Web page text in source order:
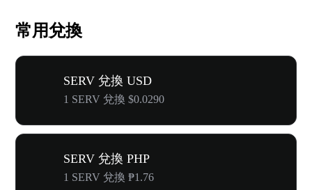
常用兌換
SERV 兌換 USD
1 SERV 兌換 $0.0290
SERV 兌換 PHP
1 SERV 兌換 ₱1.76